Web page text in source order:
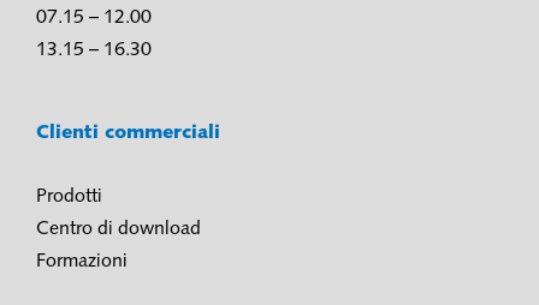
07.15 – 12.00
13.15 – 16.30
Clienti commerciali
Prodotti
Centro di download
Formazioni